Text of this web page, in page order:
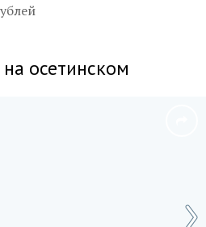
осетинском